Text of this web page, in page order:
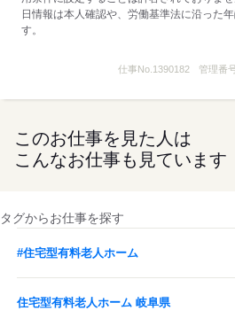
日情報は本人確認や、労働基準法に沿った
す。
仕事No. 1390182 管理番
このお仕事を見た人は
こんなお仕事も見ています
タグからお仕事を探す
#住宅型有料老人ホーム
住宅型有料老人ホーム 岐阜県